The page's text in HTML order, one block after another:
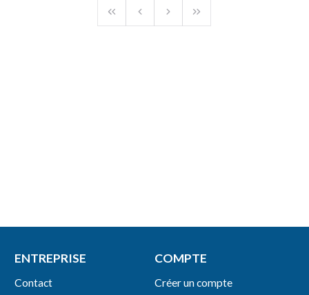
ENTREPRISE
Contact
COMPTE
Créer un compte